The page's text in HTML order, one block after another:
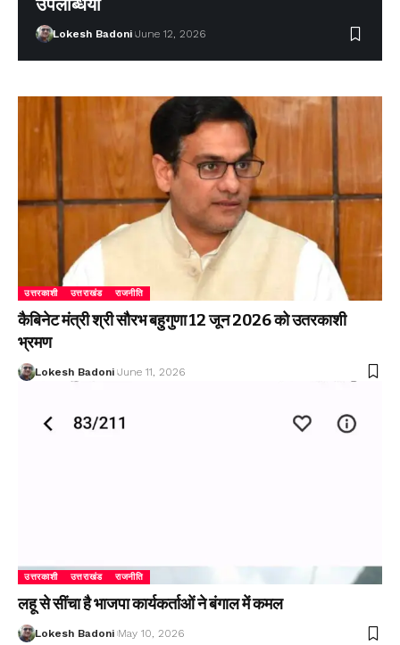
उपलब्धियां
Lokesh Badoni June 12, 2026
उत्तरकाशी उत्तराखंड राजनीति
कैबिनेट मंत्री श्री सौरभ बहुगुणा 12 जून 2026 को उतरकाशी
भ्रमण
Lokesh Badoni June 11, 2026
उत्तरकाशी उत्तराखंड राजनीति
लहू से सींचा है भाजपा कार्यकर्ताओं ने बंगाल में कमल
Lokesh Badoni May 10, 2026